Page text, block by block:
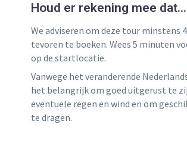
Houd er rekening mee dat…
We adviseren om deze tour minstens
tevoren te boeken. Wees 5 minuten
op de startlocatie.
Vanwege het veranderende
het belangrijk om goed uitgerust te
eventuele regen en wind en om
te dragen.